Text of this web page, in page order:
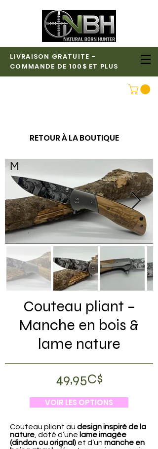
LIVRAISON GRATUITE -
COMMANDE DE 100$ ET PLUS
RETOUR À LA BOUTIQUE
Couteau pliant –
Manche en bois &
lame nature
49,95C$
VOIR LES OPTIONS
Couteau pliant au design inspiré de la
nature , doté d’une lame imagée
(dindon ou orignal) et d’un manche en